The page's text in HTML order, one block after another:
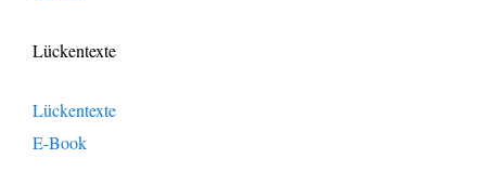
Lückentexte
Lückentexte
E-Book